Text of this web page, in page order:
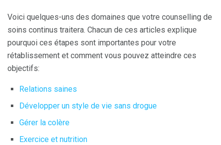
Voici quelques-uns des domaines que votre counselling de
soins continus traitera. Chacun de ces articles explique
pourquoi ces étapes sont importantes pour votre
rétablissement et comment vous pouvez atteindre ces
objectifs:
Relations saines
Développer un style de vie sans drogue
Gérer la colère
Exercice et nutrition